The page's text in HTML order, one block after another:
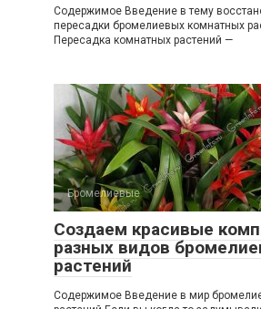
Содержимое Введение в тему
пересадки бромелиевых комнатных
Пересадка комнатных растений —
Бромелиевые
Создаем красивые
разных видов
растений
Содержимое Введение в мир